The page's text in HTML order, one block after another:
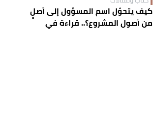
كيف يتحوّل اسم المسؤول إلى أصلٍ
من أصول المشروع؟.. قراءة في